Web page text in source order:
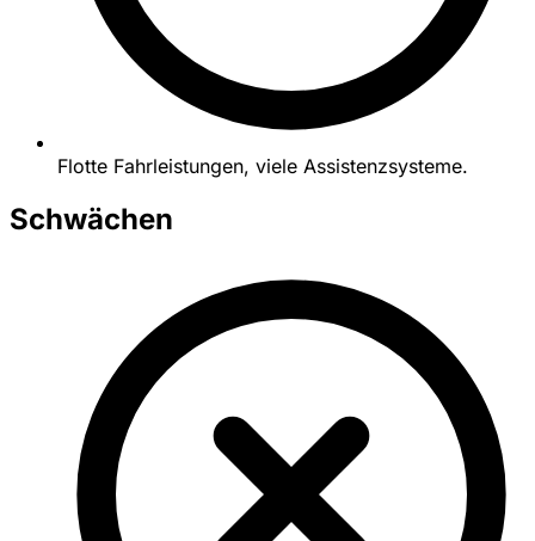
Flotte Fahrleistungen, viele Assistenzsysteme.
Schwächen